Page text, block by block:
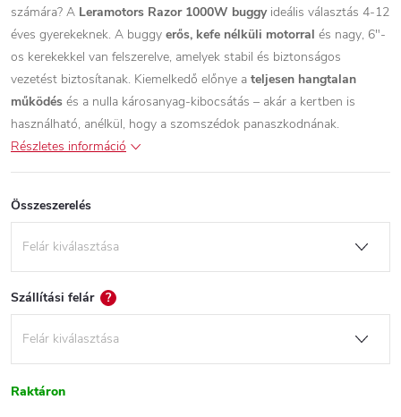
számára? A Leramotors Razor 1000W buggyideális választás 4-12
éves gyerekeknek. A buggy erős, kefe nélküli motorral és nagy, 6"-
os kerekekkel van felszerelve, amelyek stabil és biztonságos
vezetést biztosítanak. Kiemelkedő előnye a teljesen hangtalan
működés és a nulla károsanyag-kibocsátás – akár a kertben is
használható, anélkül, hogy a szomszédok panaszkodnának.
Részletes információ
Összeszerelés
Szállítási felár ?
Raktáron